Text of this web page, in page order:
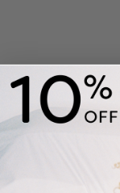
Calzini da tennis
Prezzo scontato
€ 19.90